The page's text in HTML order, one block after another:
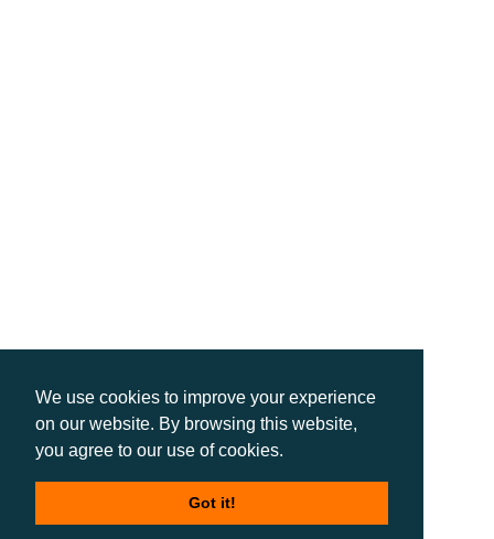
We use cookies to improve your experience
on our website. By browsing this website,
you agree to our use of cookies.
Got it!